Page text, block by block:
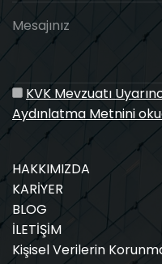
Mesajınız
KVK Mevzuatı
Aydınlatma Metnini
HAKKIMIZDA
KARİYER
BLOG
İLETİŞİM
Kişisel Verilerin